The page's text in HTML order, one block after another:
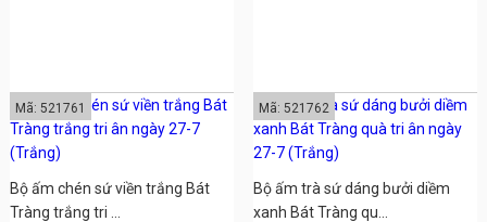
Bộ ấm chén sứ viền trắng Bát
Tràng trắng tri ...
Mã: 521761
Bộ ấm trà sứ dáng bưởi diềm
xanh Bát Tràng qu...
Mã: 521762